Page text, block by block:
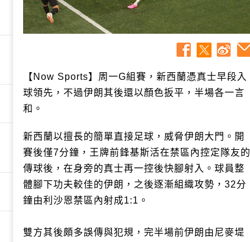
【Now Sports】周一G組賽，新西蘭憑真士早段入
球領先，不過伊朗其後還以顏色扳平，半場各一言
和。
新西蘭以擅長的簡單直接足球，威脅伊朗大門。開
賽後僅7分鐘，王牌前鋒基斯活在禁區內控定隊友的
傳球後，在身旁的真士再一控後快腳射入。球員整
體腳下功夫較佳的伊朗，之後逐漸組織攻勢，32分
鐘由利沙恩禁區內射成1:1。
雙方其後頗多誤傳與犯規，完半場前伊朗由尼麥堤